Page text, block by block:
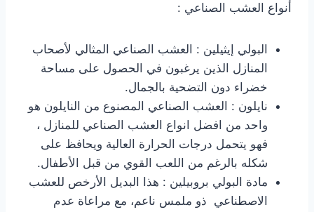
أنواع العشب الصناعي :
البولي إيثيلين : العشب الصناعي المثالي لأصحاب
المنازل الذين يرغبون في الحصول على مساحة
خضراء دون التضحية بالجمال.
نايلون : العشب الصناعي المصنوع من النايلون هو
واحد من افضل انواع العشب الصناعي للمنازل ،
فهو يتحمل درجات الحرارة العالية ويحافظ على
شكله بالرغم من اللعب القوي من قبل الأطفال.
مادة البولي بروبيلين : هذا البديل الأرخص للعشب
الاصطناعي ذو ملمس ناعم، مع مراعاة عدم